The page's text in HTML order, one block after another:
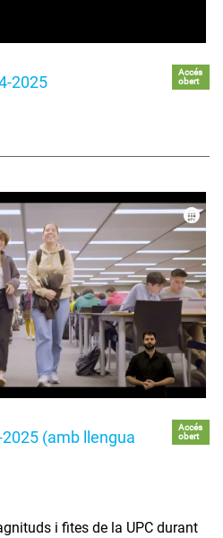
2025
Accés
obert
(amb llengua
Accés
obert
i fites de la UPC durant